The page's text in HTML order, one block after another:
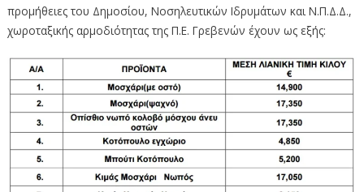
προμήθειες του Δημοσίου, Νοσηλευτικών Ιδρυμάτων και Ν.Π.Δ.Δ.,
χωροταξικής αρμοδιότητας της Π.Ε. Γρεβενών έχουν ως εξής: